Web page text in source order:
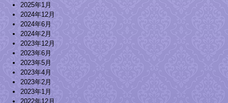
2025年1月
2024年12月
2024年6月
2024年2月
2023年12月
2023年6月
2023年5月
2023年4月
2023年2月
2023年1月
2022年12月